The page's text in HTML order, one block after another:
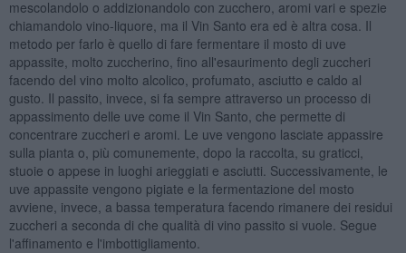
mescolandolo o addizionandolo con zucchero, aromi vari e spezie
chiamandolo vino-liquore, ma il Vin Santo era ed è altra cosa. Il
metodo per farlo è quello di fare fermentare il mosto di uve
appassite, molto zuccherino, fino all'esaurimento degli zuccheri
facendo del vino molto alcolico, profumato, asciutto e caldo al
gusto. Il passito, invece, si fa sempre attraverso un processo di
appassimento delle uve come il Vin Santo, che permette di
concentrare zuccheri e aromi. Le uve vengono lasciate appassire
sulla pianta o, più comunemente, dopo la raccolta, su graticci,
stuoie o appese in luoghi arieggiati e asciutti. Successivamente, le
uve appassite vengono pigiate e la fermentazione del mosto
avviene, invece, a bassa temperatura facendo rimanere dei residui
zuccheri a seconda di che qualità di vino passito si vuole. Segue
l'affinamento e l'imbottigliamento.